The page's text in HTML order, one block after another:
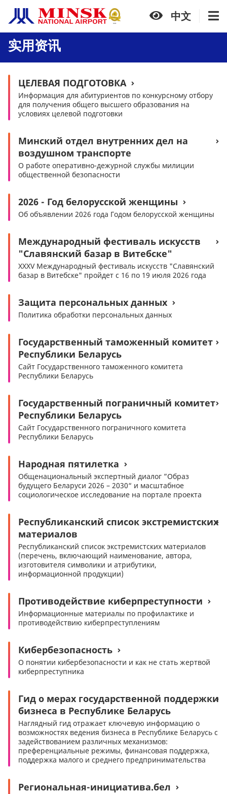
中文
实用资讯
ЦЕЛЕВАЯ ПОДГОТОВКА
Информация для абитуриентов по конкурсному отбору
для получения общего высшего образования на
условиях целевой подготовки
Минский отдел внутренних дел на
воздушном транспорте
О работе оперативно-дежурной службы милиции
общественной безопасности
2026 - Год белорусской женщины
Об объявлении 2026 года Годом белорусской женщины
Международный фестиваль искусств
"Славянский базар в Витебске"
XXXV Международный фестиваль искусств "Славянский
базар в Витебске" пройдет с 16 по 19 июля 2026 года
Защита персональных данных
Политика обработки персональных данных
Государственный таможенный комитет
Республики Беларусь
Сайт Государственного таможенного комитета
Республики Беларусь
Государственный пограничный комитет
Республики Беларусь
Сайт Государственного пограничного комитета
Республики Беларусь
Народная пятилетка
Общенациональный экспертный диалог ”Образ
будущего Беларуси 2026 – 2030“ и масштабное
социологическое исследование на портале проекта
Республиканский список экстремистских
материалов
Республиканский список экстремистских материалов
(перечень, включающий наименование, автора,
изготовителя символики и атрибутики,
информационной продукции)
Противодействие киберпреступности
Информационные материалы по профилактике и
противодействию киберпреступлениям
Кибербезопасность
О понятии кибербезопасности и как не стать жертвой
киберпреступника
Гид о мерах государственной поддержки
бизнеса в Республике Беларусь
Наглядный гид отражает ключевую информацию о
возможностях ведения бизнеса в Республике Беларусь с
задействованием различных механизмов:
преференциальные режимы, финансовая поддержка,
поддержка малого и среднего предпринимательства
Региональная-инициатива.бел